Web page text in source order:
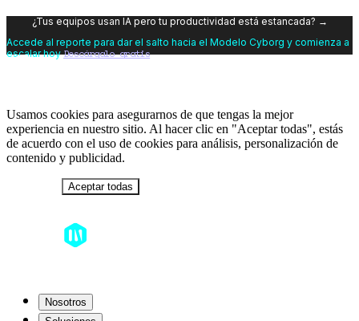
¿Tus equipos usan IA pero tu productividad está estancada? →
Accede al reporte para dar el salto hacia el Modelo Cyborg y comienza a
escalar hoy Descárgalo gratis
Usamos cookies para asegurarnos de que tengas la mejor
experiencia en nuestro sitio. Al hacer clic en "Aceptar todas", estás
de acuerdo con el uso de cookies para análisis, personalización de
contenido y publicidad.
Aceptar todas
Nosotros